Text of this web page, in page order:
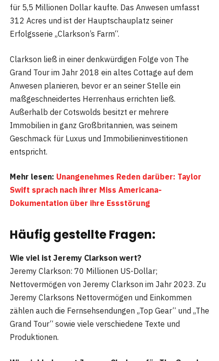
für 5,5 Millionen Dollar kaufte. Das Anwesen umfasst
312 Acres und ist der Hauptschauplatz seiner
Erfolgsserie „Clarkson’s Farm“.
Clarkson ließ in einer denkwürdigen Folge von The
Grand Tour im Jahr 2018 ein altes Cottage auf dem
Anwesen planieren, bevor er an seiner Stelle ein
maßgeschneidertes Herrenhaus errichten ließ.
Außerhalb der Cotswolds besitzt er mehrere
Immobilien in ganz Großbritannien, was seinem
Geschmack für Luxus und Immobilieninvestitionen
entspricht.
Mehr lesen: Unangenehmes Reden darüber: Taylor
Swift sprach nach ihrer Miss Americana-
Dokumentation über ihre Essstörung
Häufig gestellte Fragen:
Wie viel ist Jeremy Clarkson wert?
Jeremy Clarkson: 70 Millionen US-Dollar;
Nettovermögen von Jeremy Clarkson im Jahr 2023. Zu
Jeremy Clarksons Nettovermögen und Einkommen
zählen auch die Fernsehsendungen „Top Gear“ und „The
Grand Tour“ sowie viele verschiedene Texte und
Produktionen.